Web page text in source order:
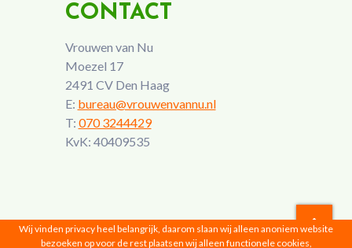
CONTACT
Vrouwen van Nu
Moezel 17
2491 CV Den Haag
E: bureau@vrouwenvannu.nl
T: 070 3244429
KvK: 40409535
Wij vinden privacy heel belangrijk, daarom slaan wij alleen anoniem website
bezoeken op voor de rest plaatsen wij alleen functionele cookies,